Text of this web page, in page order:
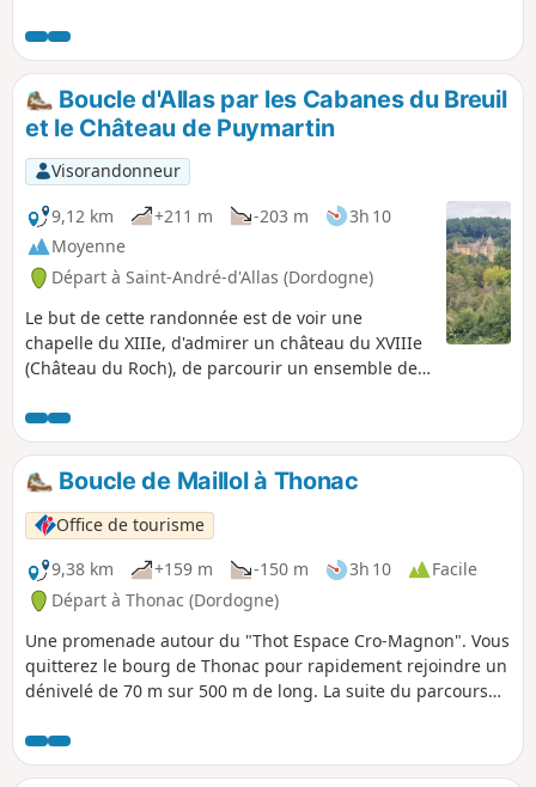
Boucle d'Allas par les Cabanes du Breuil
et le Château de Puymartin
Visorandonneur
9,12 km
+211 m -203 m
3h 10
Moyenne
Départ à Saint-André-d'Allas (Dordogne)
Le but de cette randonnée est de voir une
chapelle du XIIIe, d'admirer un château du XVIIIe
(Château du Roch), de parcourir un ensemble de
et de visiter un magnifique château très bien
meublé (Château de Puymartin), le tout sur un
itinéraire pédestre empruntant des chemins en
sous-bois et de petites routes de campagne. Une
très jolie randonnée, sans difficulté, pour
découvrir quelques exemplaires des trésors du
Périgord Noir.
Boucle de Maillol à Thonac
Office de tourisme
9,38 km
+159 m -150 m 3h 10
Facile
Départ à Thonac (Dordogne)
Une promenade autour du "Thot Espace Cro-Magnon". Vous
quitterez le bourg de Thonac pour rapidement rejoindre un
dénivelé de 70 m sur 500 m de long. La suite du parcours
nature, deux points de vue et deux hameaux. Vous passerez
à proximité du "Thot espace Cro-Magnon".